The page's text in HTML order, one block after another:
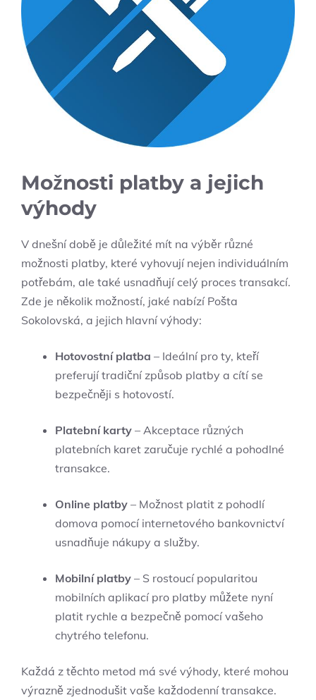
Možnosti platby a jejich
výhody
V dnešní době je důležité mít na výběr různé
možnosti platby, které vyhovují nejen individuálním
potřebám, ale také usnadňují celý proces transakcí.
Zde je několik možností, jaké nabízí Pošta
Sokolovská, a jejich hlavní výhody:
Hotovostní platba – Ideální pro ty, kteří
preferují tradiční způsob platby a cítí se
bezpečněji s hotovostí.
Platební karty – Akceptace různých
platebních karet zaručuje rychlé a pohodlné
transakce.
Online platby – Možnost platit z pohodlí
domova pomocí internetového bankovnictví
usnadňuje nákupy a služby.
Mobilní platby – S rostoucí popularitou
mobilních aplikací pro platby můžete nyní
platit rychle a bezpečně pomocí vašeho
chytrého telefonu.
Každá z těchto metod má své výhody, které mohou
výrazně zjednodušit vaše každodenní transakce.